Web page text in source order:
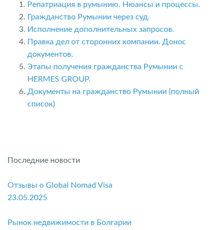
Репатриация в румынию. Нюансы и процессы.
Гражданство Румынии через суд.
Исполнение дополнительных запросов.
Правка дел от сторонних компании. Донос
документов.
Этапы получения гражданства Румынии с
HERMES GROUP.
Документы на гражданство Румынии (полный
список)
Последние новости
Отзывы о Global Nomad Visa
23.05.2025
Рынок недвижимости в Болгарии